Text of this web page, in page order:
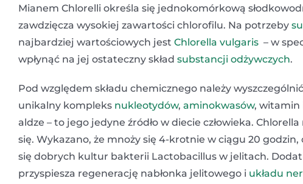
Mianem Chlorelli określa się jednokomórkową
zawdzięcza wysokiej zawartości chlorofilu. Na potrzeby
najbardziej wartościowych jest Chlorella vulgaris – w
wpłynąć na jej ostateczny skład substancji odżywczych.
Pod względem składu chemicznego należy wyszczególnić
unikalny kompleks nukleotydów, aminokwasów, witamin
aldze – to jego jedyne źródło w diecie człowieka.
się. Wykazano, że mnoży się 4-krotnie w ciągu 20
się dobrych kultur bakterii Lactobacillus w jelitach.
przyspiesza regenerację nabłonka jelitowego i układu